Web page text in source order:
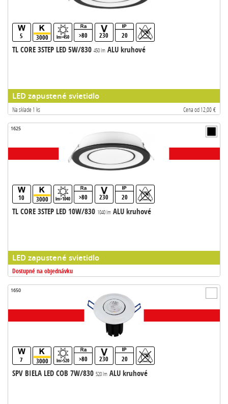
5 3000 lm>450 >80 230 20
TL CORE 3STEP LED 5W/830 450 lmALU kruhové
LED zapustené svietidlo
Na sklade 1 ks Cena od 12,00 €
1625
10 3000 lm>1040 >80 230 20
TL CORE 3STEP LED 10W/830 1040 lmALU kruhové
LED zapustené svietidlo
Dostupné na objednávku
1650
7 3000 lm>520 >80 230 20
SPV BIELA LED COB 7W/830 520 lmALU kruhové